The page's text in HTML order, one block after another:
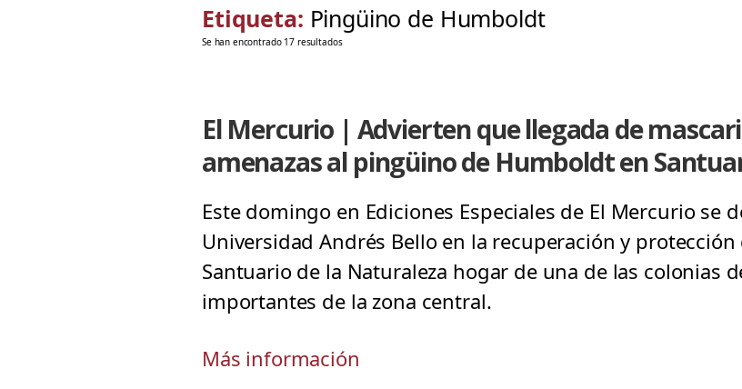
Etiqueta: Pingüino de Humboldt
Se han encontrado 17 resultados
El Mercurio | Advierten que llegada de
amenazas al pingüino de Humboldt en
Este domingo en Ediciones Especiales de El Mercurio se
Universidad Andrés Bello en la recuperación y
Santuario de la Naturaleza hogar de una de las colonias
importantes de la zona central.
Más información